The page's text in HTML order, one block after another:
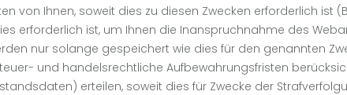
von Ihnen, soweit dies zu diesen Zwecken erforderlich ist
erforderlich ist, um Ihnen die Inanspruchnahme des
nur solange gespeichert wie dies für den genannten
und handelsrechtliche Aufbewahrungsfristen
erteilen, soweit dies für Zwecke der